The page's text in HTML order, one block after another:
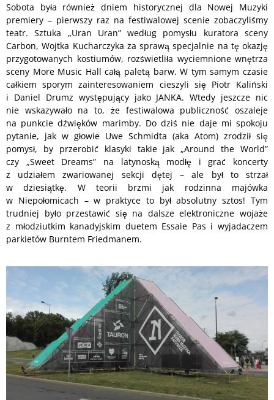
Sobota była również dniem historycznej dla Nowej Muzyki
premiery – pierwszy raz na festiwalowej scenie zobaczyliśmy
teatr. Sztuka „Uran Uran” według pomysłu kuratora sceny
Carbon, Wojtka Kucharczyka za sprawą specjalnie na tę okazję
przygotowanych kostiumów, rozświetliła wyciemnione wnętrza
sceny More Music Hall całą paletą barw. W tym samym czasie
całkiem sporym zainteresowaniem cieszyli się Piotr Kaliński
i Daniel Drumz występujący jako JANKA. Wtedy jeszcze nic
nie wskazywało na to, że festiwalowa publiczność oszaleje
na punkcie dźwięków marimby. Do dziś nie daje mi spokoju
pytanie, jak w głowie Uwe Schmidta (aka Atom) zrodził się
pomysł, by przerobić klasyki takie jak „Around the World”
czy „Sweet Dreams” na latynoską modłę i grać koncerty
z udziałem zwariowanej sekcji dętej – ale był to strzał
w dziesiątkę. W teorii brzmi jak rodzinna majówka
w Niepołomicach – w praktyce to był absolutny sztos! Tym
trudniej było przestawić się na dalsze elektroniczne wojaże
z młodziutkim kanadyjskim duetem Essaie Pas i wyjadaczem
parkietów Burntem Friedmanem.